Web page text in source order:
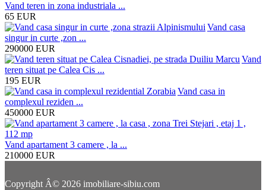
Vand teren in zona industriala ...
65 EUR
Vand casa
singur in curte ,zon ...
290000 EUR
Vand
teren situat pe Calea Cis ...
195 EUR
Vand casa in
complexul reziden ...
450000 EUR
Vand apartament 3 camere , la ...
210000 EUR
Copyright Â© 2026 imobiliare-sibiu.com